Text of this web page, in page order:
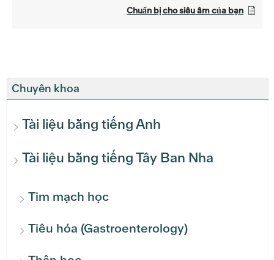
Chuyên khoa
Tài liệu bằng tiếng Anh
Tài liệu bằng tiếng Tây Ban Nha
Tim mạch học
Tiêu hóa (Gastroenterology)
Chuẩn bị cho siêu âm của bạn